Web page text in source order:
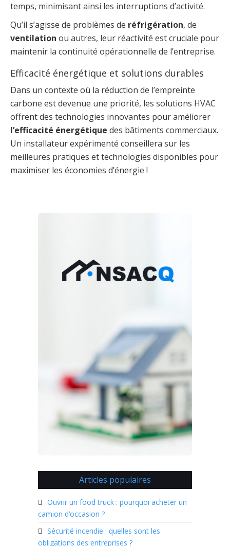
temps, minimisant ainsi les interruptions d’activité.
Qu’il s’agisse de problèmes de réfrigération, de
ventilation ou autres, leur réactivité est cruciale pour
maintenir la continuité opérationnelle de l’entreprise.
Efficacité énergétique et solutions durables
Dans un contexte où la réduction de l’empreinte
carbone est devenue une priorité, les solutions HVAC
offrent des technologies innovantes pour améliorer
l’efficacité énergétique des bâtiments commerciaux.
Un installateur expérimenté conseillera sur les
meilleures pratiques et technologies disponibles pour
maximiser les économies d’énergie !
Articles populaires
Ouvrir un food truck : pourquoi acheter un
camion d’occasion ?
Sécurité incendie : quelles sont les
obligations des entreprises ?